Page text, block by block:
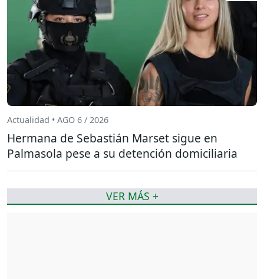
Actualidad • AGO 6 / 2026
Hermana de Sebastián Marset sigue en
Palmasola pese a su detención domiciliaria
VER MÁS +